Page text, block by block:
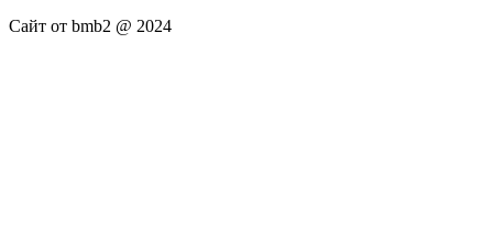
Сайт от bmb2 @ 2024